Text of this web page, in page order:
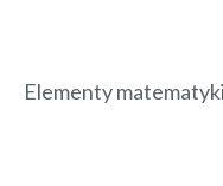
Elementy